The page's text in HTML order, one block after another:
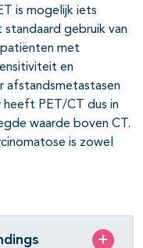
is mogelijk iets
gebruik van
met
en
afstandsmetastasen
heeft PET/CT dus in
waarde boven CT.
is zowel